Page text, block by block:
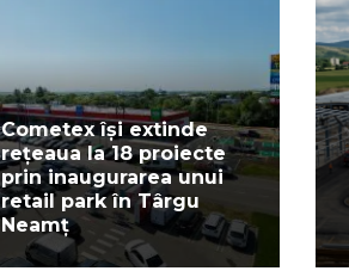
Cometex își extinde
rețeaua la 18 proiecte
prin inaugurarea unui
retail park în Târgu
Neamț